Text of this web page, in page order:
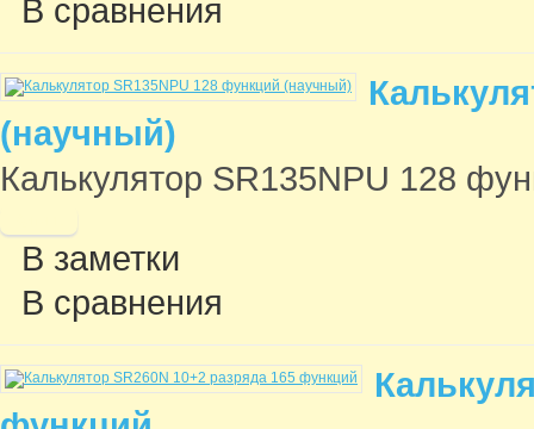
В сравнения
(научный)
Калькулятор SR135NPU 128
В заметки
В сравнения